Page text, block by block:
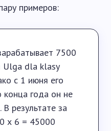
примеров:
7500
Ulga dla klasy
с 1 июня его
конца года он не
В результате за
х 6 = 45000